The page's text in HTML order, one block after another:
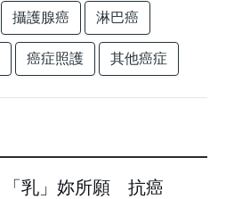
攝護腺癌 淋巴癌
癌症照護 其他癌症
「乳」妳所願 抗癌